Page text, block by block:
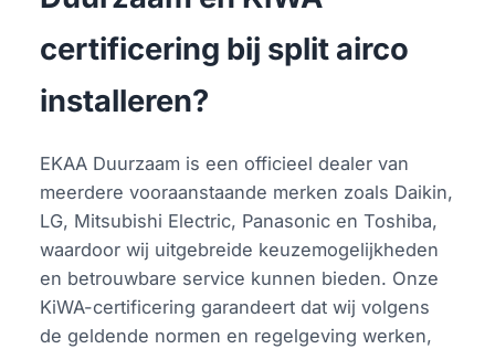
certificering bij split airco
installeren?
EKAA Duurzaam is een officieel dealer van
meerdere vooraanstaande merken zoals Daikin,
LG, Mitsubishi Electric, Panasonic en Toshiba,
waardoor wij uitgebreide keuzemogelijkheden
en betrouwbare service kunnen bieden. Onze
KiWA-certificering garandeert dat wij volgens
de geldende normen en regelgeving werken,